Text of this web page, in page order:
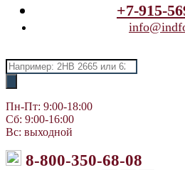
+7-915-
Поиск
товаров
Пн-Пт: 9:00-18:00
Сб: 9:00-16:00
Вс: выходной
8-800-350-68-08